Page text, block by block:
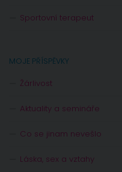
Sportovní terapeut
MOJE PŘÍSPĚVKY
Žárlivost
Aktuality a semináře
Co se jinam nevešlo
Láska, sex a vztahy